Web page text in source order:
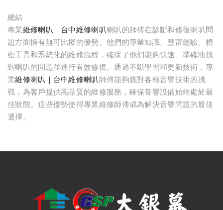
總結
專業維修喇叭｜台中維修喇叭喇叭的師傅在診斷和修復喇叭問
題方面擁有無可比擬的優勢。他們的專業知識、豐富經驗、精
密工具和系統化的維修流程，確保了他們能夠快速、準確地找
到喇叭的問題並進行有效修復。通過不斷學習和更新技術，專
業維修喇叭｜台中維修喇叭師傅能夠應對各種音響技術的挑
戰，為客戶提供高品質的維修服務，確保音響設備始終處於最
佳狀態。這些優勢使得專業維修師傅成為解決音響問題的最佳
選擇。